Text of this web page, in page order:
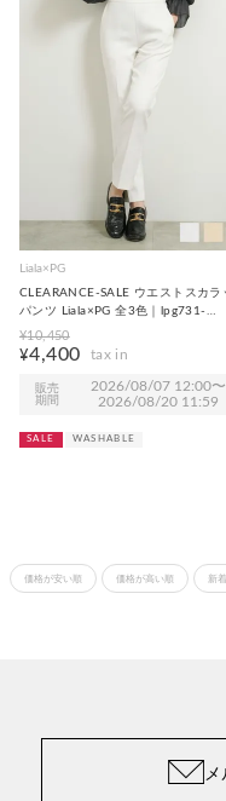
Liala×PG
CLEARANCE-SALE ウエストスカラ
パンツ Liala×PG 全3色｜lpg731-
1996【1】
¥10,450
¥4,400
販売
期間
2026/08/07 12:00〜
2026/08/20 11:59
SALE WASHABLE
価格が安い順 価格が高い順 新